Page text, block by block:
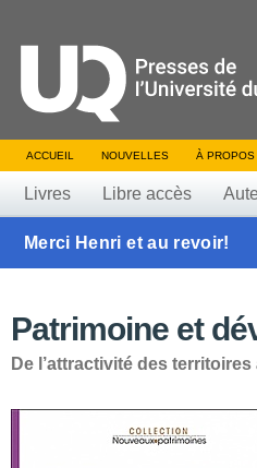
ACCUEIL NOUVELLES À
Livres Libre accès
Merci Henri et au revoir!
Patrimoine et
De l’attractivité des